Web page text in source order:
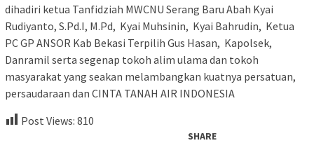
dihadiri ketua Tanfidziah MWCNU Serang Baru Abah Kyai
Rudiyanto, S.Pd.I, M.Pd, Kyai Muhsinin, Kyai Bahrudin, Ketua
PC GP ANSOR Kab Bekasi Terpilih Gus Hasan, Kapolsek,
Danramil serta segenap tokoh alim ulama dan tokoh
masyarakat yang seakan melambangkan kuatnya persatuan,
persaudaraan dan CINTA TANAH AIR INDONESIA
Post Views: 810
SHARE